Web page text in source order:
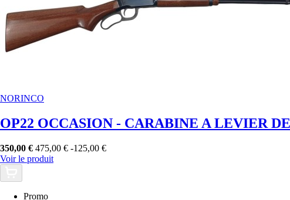
NORINCO
OP22 OCCASION - CARABINE A LEVIER
350,00 € 475,00 € -125,00 €
Voir le produit
Promo